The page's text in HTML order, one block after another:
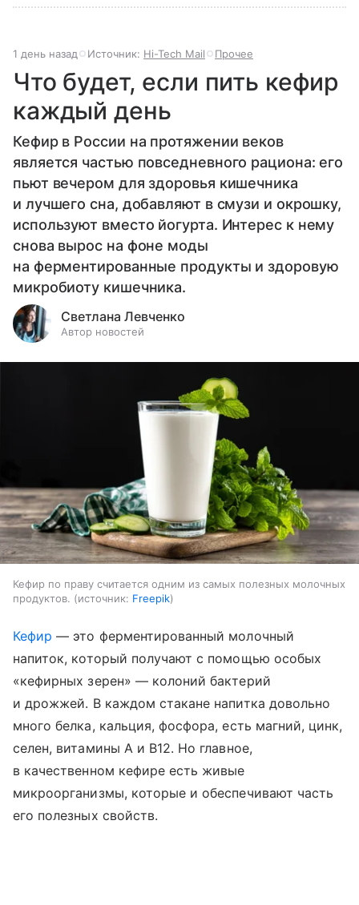
1 день назад Источник: Hi-Tech Mail Прочее
Что будет, если пить кефир
каждый день
Кефир в России на протяжении веков
является частью повседневного рациона: его
пьют вечером для здоровья кишечника
и лучшего сна, добавляют в смузи и окрошку,
используют вместо йогурта. Интерес к нему
снова вырос на фоне моды
на ферментированные продукты и здоровую
микробиоту кишечника.
Светлана Левченко
Автор новостей
Кефир по праву считается одним из самых полезных молочных
продуктов.
источник: Freepik
Кефир — это ферментированный молочный
напиток, который получают с помощью особых
«кефирных зерен» — колоний бактерий
и дрожжей. В каждом стакане напитка довольно
много белка, кальция, фосфора, есть магний, цинк,
селен, витамины A и B12. Но главное,
в качественном кефире есть живые
микроорганизмы, которые и обеспечивают часть
его полезных свойств.